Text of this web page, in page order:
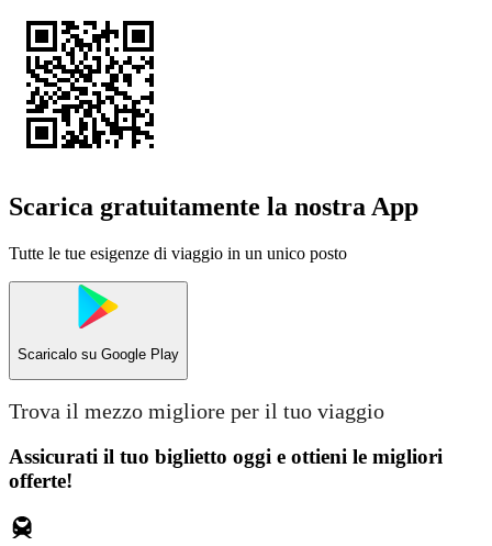
Scarica gratuitamente la nostra App
Tutte le tue esigenze di viaggio in un unico posto
Scaricalo su Google Play
Trova il mezzo migliore per il tuo viaggio
Assicurati il ​​tuo biglietto oggi e ottieni le migliori
offerte!